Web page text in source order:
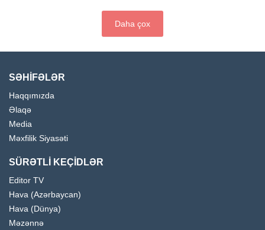
Daha çox
SƏHİFƏLƏR
Haqqımızda
Əlaqə
Media
Məxfilik Siyasəti
SÜRƏTLİ KEÇİDLƏR
Editor TV
Hava (Azərbaycan)
Hava (Dünya)
Məzənnə